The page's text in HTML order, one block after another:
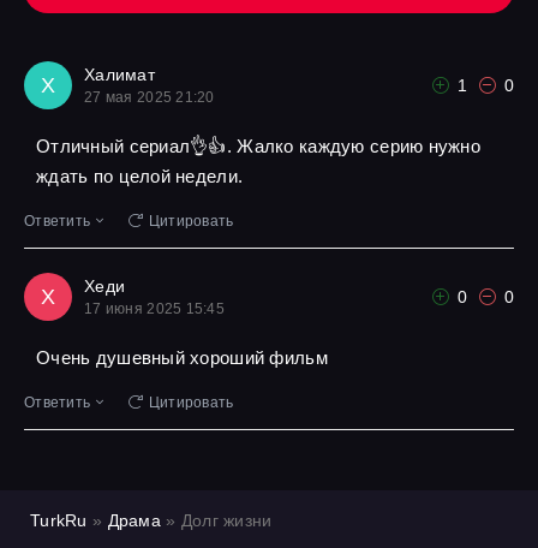
Х Халимат
27 мая 2025 21:20
1 0
Отличный сериал👌👍. Жалко каждую серию нужно
ждать по целой недели.
Ответить Цитировать
Х Хеди
17 июня 2025 15:45
0 0
Очень душевный хороший фильм
Ответить Цитировать
TurkRu » Драма» Долг жизни